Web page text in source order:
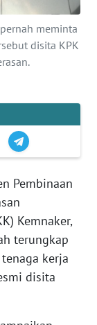
meminta
disita KPK
Pembinaan
Kemnaker,
terungkap
kerja
disita